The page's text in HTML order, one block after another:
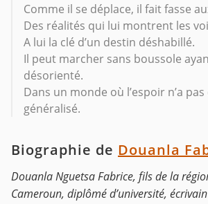
Comme il se déplace, il fait fasse
Des réalités qui lui montrent les
A lui la clé d’un destin déshabillé.
Il peut marcher sans boussole
désorienté.
Dans un monde où l’espoir n’a
généralisé.
Biographie de Douanla
Douanla Nguetsa Fabrice, fils de la
Cameroun, diplômé d’université,